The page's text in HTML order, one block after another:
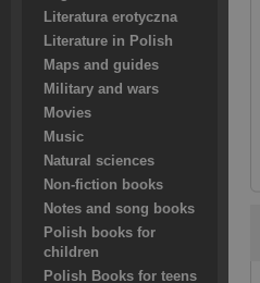
Literatura erotyczna
Literature in Polish
Maps and guides
Military and wars
Movies
Music
Natural sciences
Non-fiction books
Notes and song books
Polish books for
children
Polish Books for teens